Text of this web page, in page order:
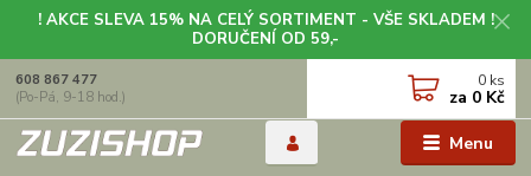
! AKCE SLEVA 15% NA CELÝ SORTIMENT - VŠE SKLADEM !
DORUČENÍ OD 59,-
Menu
608 867 477
(Po-Pá, 9-18 hod.)
0 ks
za 0 Kč